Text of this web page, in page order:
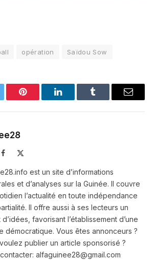
opération Saïdou Sow
Pinterest LinkedInTumblr Email
Facebook
est un site d’informations
et d’analyses sur la Guinée. Il couvre
l’actualité en toute indépendance
Il offre aussi à ses lecteurs un
favorisant l’établissement d’une
démocratique. Vous êtes annonceurs ?
publier un article sponsorisé ?
alfaguinee28@gmail.com